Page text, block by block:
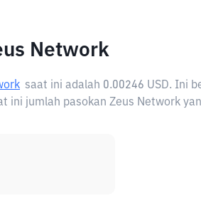
Network
saat ini adalah 0.00246 USD. Ini
ini jumlah pasokan Zeus Network